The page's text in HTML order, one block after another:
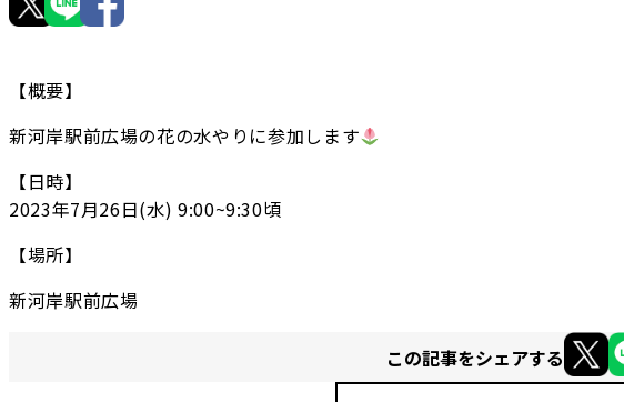
【概要】
新河岸駅前広場の花の水やりに参加します
【日時】
2023年7月26日(水) 9:00~9:30頃
【場所】
新河岸駅前広場
この記事をシェアする